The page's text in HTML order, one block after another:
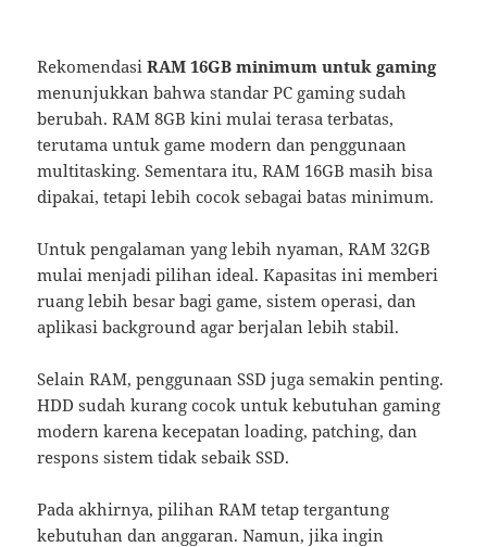
RekomendasiRAM 16GB minimum untuk gaming
menunjukkan bahwa standar PC gaming sudah
berubah. RAM 8GB kini mulai terasa terbatas,
terutama untuk game modern dan penggunaan
multitasking. Sementara itu, RAM 16GB masih bisa
dipakai, tetapi lebih cocok sebagai batas minimum.
Untuk pengalaman yang lebih nyaman, RAM 32GB
mulai menjadi pilihan ideal. Kapasitas ini memberi
ruang lebih besar bagi game, sistem operasi, dan
aplikasi background agar berjalan lebih stabil.
Selain RAM, penggunaan SSD juga semakin penting.
HDD sudah kurang cocok untuk kebutuhan gaming
modern karena kecepatan loading, patching, dan
respons sistem tidak sebaik SSD.
Pada akhirnya, pilihan RAM tetap tergantung
kebutuhan dan anggaran. Namun, jika ingin